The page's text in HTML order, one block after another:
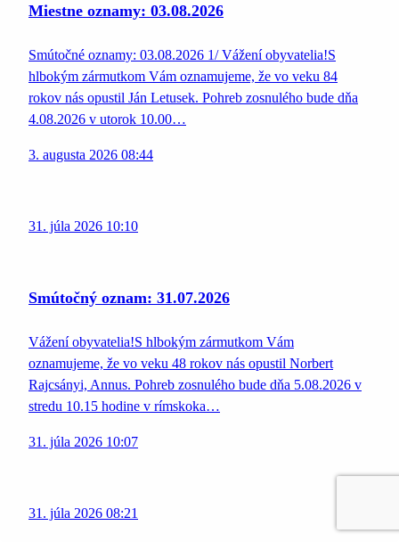
Miestne oznamy: 03.08.2026
Smútočné oznamy: 03.08.2026 1/ Vážení obyvatelia!S
hlbokým zármutkom Vám oznamujeme, že vo veku 84
rokov nás opustil Ján Letusek. Pohreb zosnulého bude dňa
4.08.2026 v utorok 10.00…
3. augusta 2026 08:44
31. júla 2026 10:10
Smútočný oznam: 31.07.2026
Vážení obyvatelia!S hlbokým zármutkom Vám
oznamujeme, že vo veku 48 rokov nás opustil Norbert
Rajcsányi, Annus. Pohreb zosnulého bude dňa 5.08.2026 v
stredu 10.15 hodine v rímskoka…
31. júla 2026 10:07
31. júla 2026 08:21